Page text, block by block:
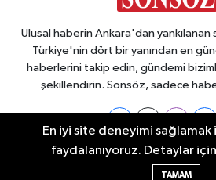
Ulusal haberin Ankara'dan
Türkiye'nin dört bir yanından en
haberlerini takip edin, gündemi
şekillendirin. Sonsöz, sadece
Ankara Nöbetçi Eczaneler
En iyi site deneyimi
faydalanıyoruz. Detaylar
TAMAM